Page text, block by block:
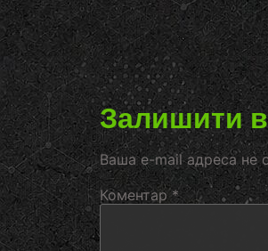
Залишити
Ваша e-mail адреса не
Коментар*